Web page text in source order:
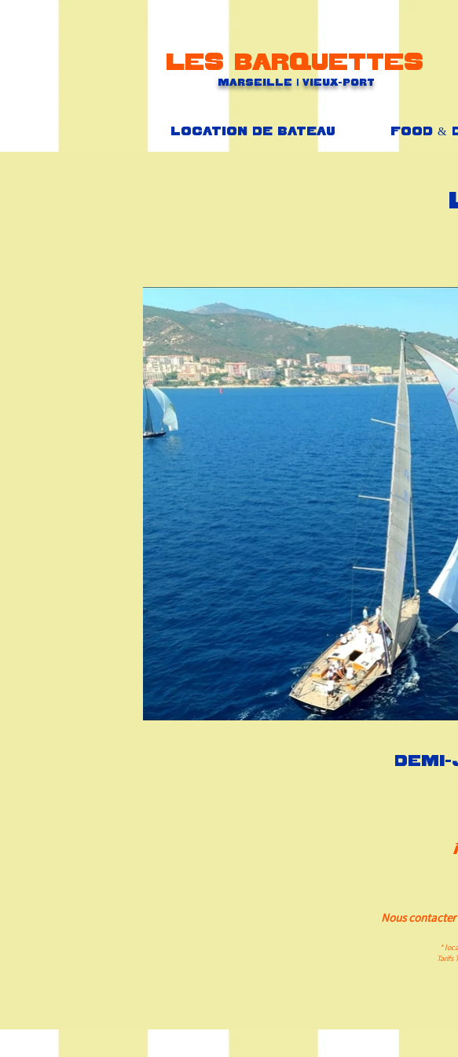
Les barquettes
Marseille | Vieux-Port
Location de bateau Food &
Nous
*
Tarifs